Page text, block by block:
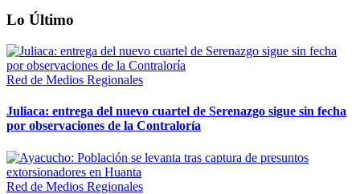
Lo Último
Red de Medios Regionales
Juliaca: entrega del nuevo cuartel de Serenazgo sigue sin fecha
por observaciones de la Contraloría
Red de Medios Regionales